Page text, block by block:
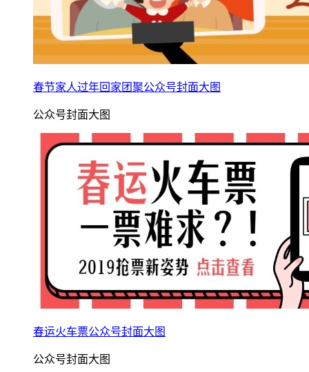
春节家人过年回家团聚公众号封面大图
公众号封面大图
春运火车票公众号封面大图
公众号封面大图